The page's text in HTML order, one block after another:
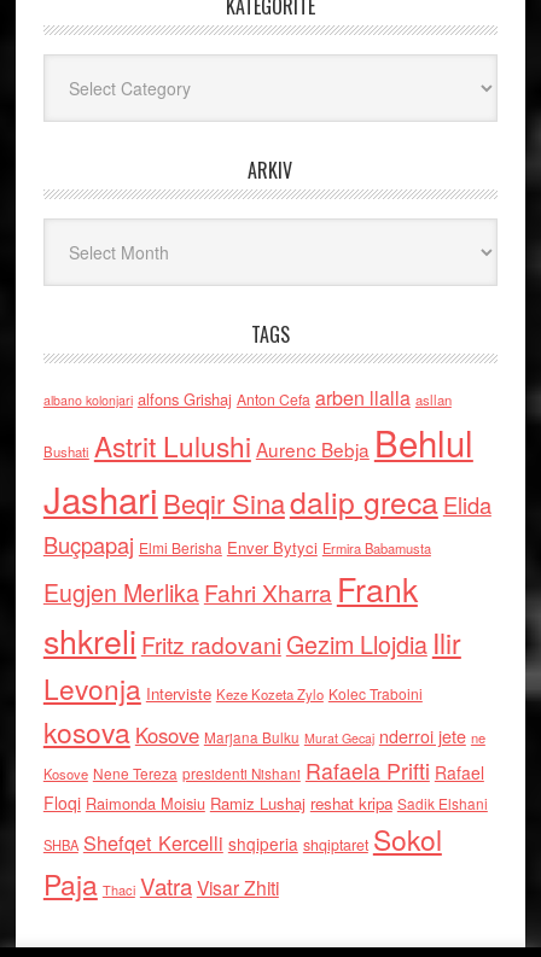
ARKIV
TAGS
albano kolonjari alfons Grishaj Anton Cefa arben llalla asllan
Bushati Astrit Lulushi Aurenc Bebja Behlul
Jashari Beqir Sinadalip grecaElida
Buçpapaj Elmi Berisha Enver Bytyci Ermira Babamusta
Eugjen MerlikaFahri Xharra Frank
shkreli Fritz radovaniGezim Llojdia Ilir
Levonja Interviste Keze Kozeta Zylo Kolec Traboini
kosova Kosove Marjana Bulku Murat Gecaj nderroi jete ne
Kosove Nene Tereza presidenti Nishani Rafaela Prifti Rafael
Floqi Raimonda Moisiu Ramiz Lushaj reshat kripa Sadik Elshani
SHBA Shefqet Kercelli shqiperia shqiptaret Sokol
Paja Thaci VatraVisar Zhiti